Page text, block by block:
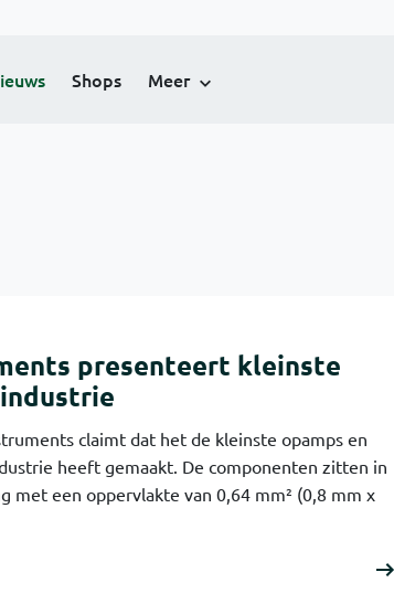
Shops Meer
presenteert kleinste
claimt dat het de kleinste opamps en
heeft gemaakt. De componenten zitten in
met een oppervlakte van 0,64 mm² (0,8 mm x